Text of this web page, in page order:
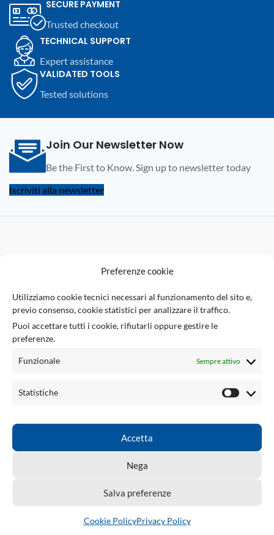
Preferenze cookie
Utilizziamo cookie tecnici necessari al funzionamento del sito e,
previo consenso, cookie statistici per analizzare il traffico.
Puoi accettare tutti i cookie, rifiutarli oppure gestire le
preferenze.
Funzionale Sempre attivo
Statistiche
Accetta
Nega
Salva preferenze
Cookie PolicyPrivacy Policy
SECURE PAYMENT
Trusted checkout
TECHNICAL SUPPORT
Expert assistance
VALIDATED TOOLS
Tested solutions
Join Our Newsletter Now
Be the First to Know. Sign up to newsletter today
Iscriviti alla newsletter
73010 Sogliano Cavour (LE), Italia
info@tsecengineering.com
LINK UTILI
ECU Tools & Automotive Solutions.